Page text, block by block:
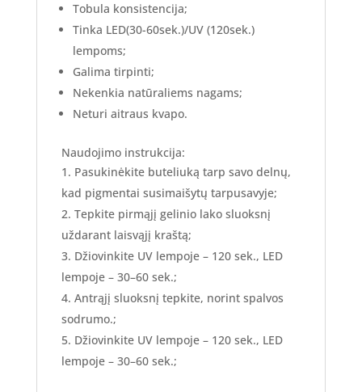
Tobula konsistencija;
Tinka LED(30-60sek.)/UV (120sek.)
lempoms;
Galima tirpinti;
Nekenkia natūraliems nagams;
Neturi aitraus kvapo.
Naudojimo instrukcija:
Pasukinėkite buteliuką tarp savo delnų,
kad pigmentai susimaišytų tarpusavyje;
Tepkite pirmąjį gelinio lako sluoksnį
uždarant laisvąjį kraštą;
Džiovinkite UV lempoje – 120 sek., LED
lempoje – 30–60 sek.;
Antrąjį sluoksnį tepkite, norint spalvos
sodrumo.;
Džiovinkite UV lempoje – 120 sek., LED
lempoje – 30–60 sek.;